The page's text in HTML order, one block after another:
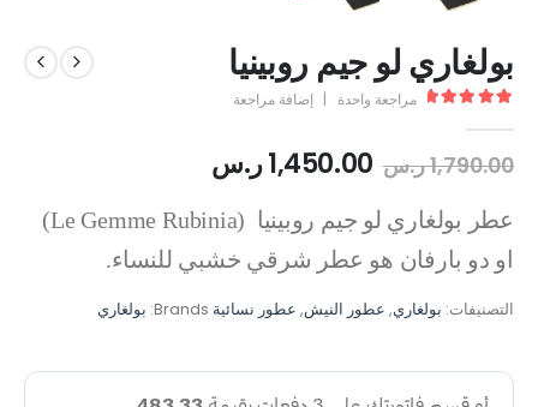
بولغاري لو جيم روبينيا
مراجعة واحدة | إضافة مراجعة
1,790.00ر.س 1,450.00ر.س
عطر بولغاري لو جيم روبينيا (Le Gemme Rubinia)
او دو بارفان هو عطر شرقي خشبي للنساء.
التصنيفات: بولغاري, عطور النيش, عطور نسائية Brands: بولغاري